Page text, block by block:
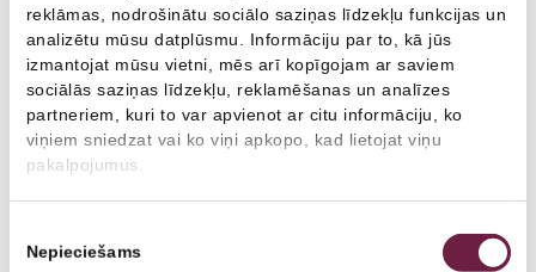
reklāmas, nodrošinātu sociālo saziņas līdzekļu funkcijas un
analizētu mūsu datplūsmu. Informāciju par to, kā jūs
izmantojat mūsu vietni, mēs arī kopīgojam ar saviem
sociālās saziņas līdzekļu, reklamēšanas un analīzes
partneriem, kuri to var apvienot ar citu informāciju, ko
viņiem sniedzat vai ko viņi apkopo, kad lietojat viņu
pakalpojumus.
izvēle
Nepieciešams